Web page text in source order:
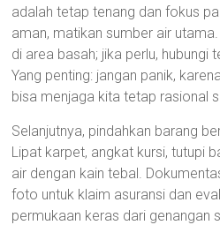
adalah tetap tenang dan fokus
aman, matikan sumber air
di area basah; jika perlu, hubungi
Yang penting: jangan panik,
bisa menjaga kita tetap rasional
Selanjutnya, pindahkan barang
Lipat karpet, angkat kursi, tutupi
air dengan kain tebal.
foto untuk klaim asuransi dan
permukaan keras dari genangan